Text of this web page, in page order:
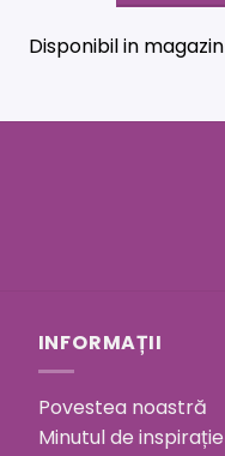
Disponibil in magazin
INFORMAȚII
Povestea noastră
Minutul de inspirație